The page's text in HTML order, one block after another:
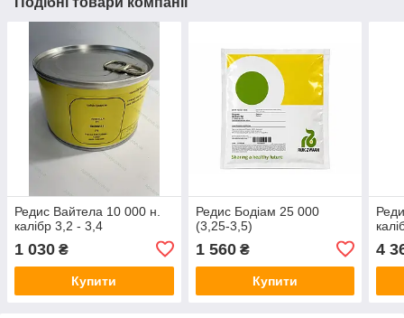
Редис Вайтела 10 000 н.
калібр 3,2 - 3,4
1 030 ₴
Купити
Редис Бодіам 25 000
(3,25-3,5)
1 560₴
Купити
4